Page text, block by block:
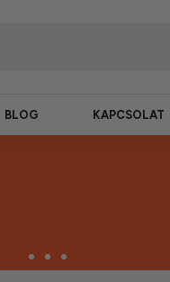
BLOG KAPCSOLAT